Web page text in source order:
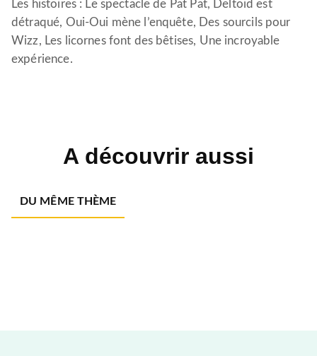
Les histoires : Le spectacle de Pat Pat, Deltoid est
détraqué, Oui-Oui mène l’enquête, Des sourcils pour
Wizz, Les licornes font des bêtises, Une incroyable
expérience.
A découvrir aussi
DU MÊME THÈME